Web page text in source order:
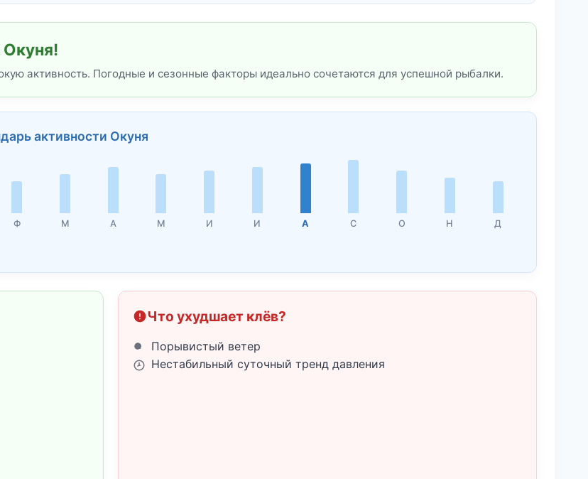
активность. Погодные и сезонные факторы идеально сочетаются для успешной рыбалки.
активности Окуня
Ф М А М И И А С О Н Д
Что ухудшает клёв?
Порывистый ветер
Нестабильный суточный тренд давления